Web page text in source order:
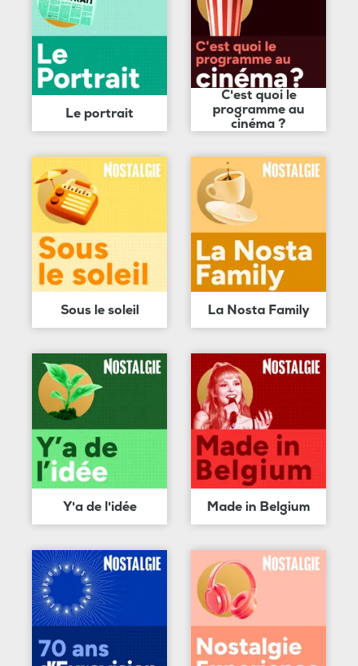
Le portrait
C'est quoi le
programme au
cinéma ?
Sous le soleil La Nosta Family
Y'a de l'idée Made in Belgium